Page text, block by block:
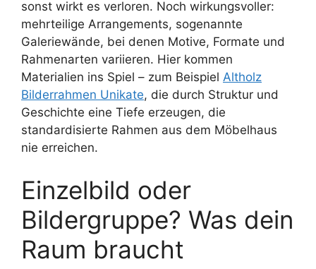
sonst wirkt es verloren. Noch wirkungsvoller:
mehrteilige Arrangements, sogenannte
Galeriewände, bei denen Motive, Formate und
Rahmenarten variieren. Hier kommen
Materialien ins Spiel – zum Beispiel Altholz
Bilderrahmen Unikate, die durch Struktur und
Geschichte eine Tiefe erzeugen, die
standardisierte Rahmen aus dem Möbelhaus
nie erreichen.
Einzelbild oder
Bildergruppe? Was dein
Raum braucht